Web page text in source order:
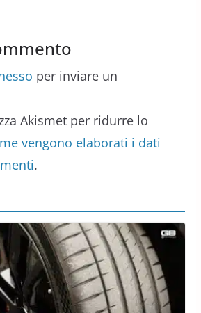
per inviare un
Akismet per ridurre lo
vengono elaborati i dati
.